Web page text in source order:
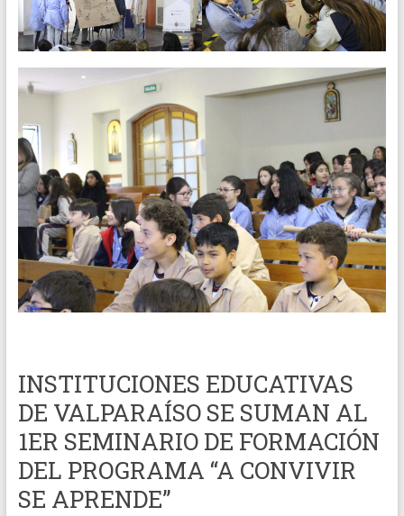
INSTITUCIONES EDUCATIVAS
DE VALPARAÍSO SE SUMAN AL
1ER SEMINARIO DE FORMACIÓN
DEL PROGRAMA “A CONVIVIR
SE APRENDE”